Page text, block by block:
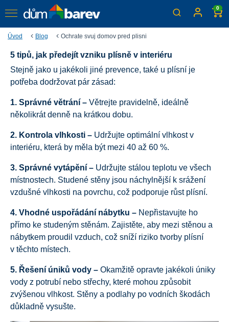
0
Úvod Blog Ochrate svuj domov pred plisni
Ochraňte svůj domov před
plísní
zabezpečit své domovy, aby se v nich v chladném období
neusadil nezvaný host – plíseň?
5 tipů, jak předejít vzniku plísně v interiéru
Stejně jako u jakékoli jiné prevence, také u plísní je
potřeba dodržovat pár zásad:
1. Správné větrání – Větrejte pravidelně, ideálně
několikrát denně na krátkou dobu.
2. Kontrola vlhkosti – Udržujte optimální vlhkost v
interiéru, která by měla být mezi 40 až 60 %.
3. Správné vytápění – Udržujte stálou teplotu ve všech
místnostech. Studené stěny jsou náchylnější k srážení
vzdušné vlhkosti na povrchu, což podporuje růst plísní.
4. Vhodné uspořádání nábytku – Nepřistavujte ho
přímo ke studeným stěnám. Zajistěte, aby mezi stěnou a
nábytkem proudil vzduch, což sníží riziko tvorby plísní
v těchto místech.
5. Řešení úniků vody – Okamžitě opravte jakékoli úniky
vody z potrubí nebo střechy, které mohou způsobit
zvýšenou vlhkost. Stěny a podlahy po vodních škodách
důkladně vysušte.